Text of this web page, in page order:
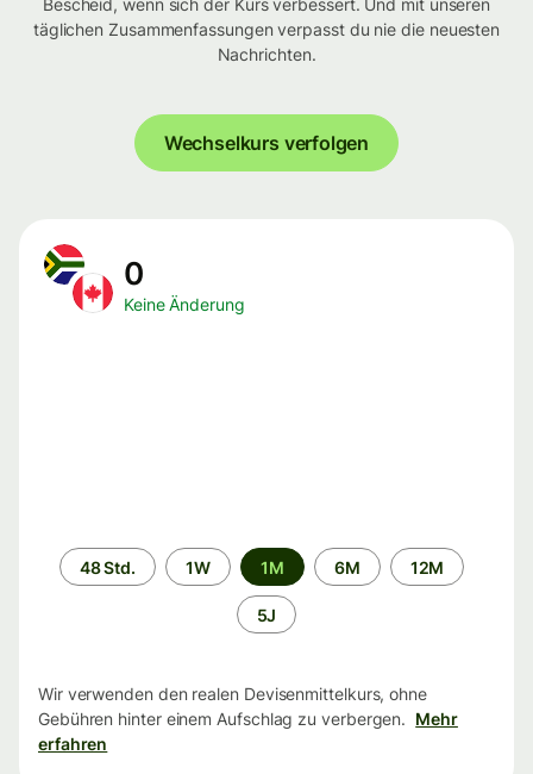
Bescheid, wenn sich der Kurs verbessert. Und mit unseren
täglichen Zusammenfassungen verpasst du nie die neuesten
Nachrichten.
Wechselkurs verfolgen
0
Keine Änderung
Zeitraum
48 Std. 1W 1M 6M 12M
5J
Wir verwenden den realen Devisenmittelkurs, ohne
Gebühren hinter einem Aufschlag zu verbergen. Mehr
erfahren